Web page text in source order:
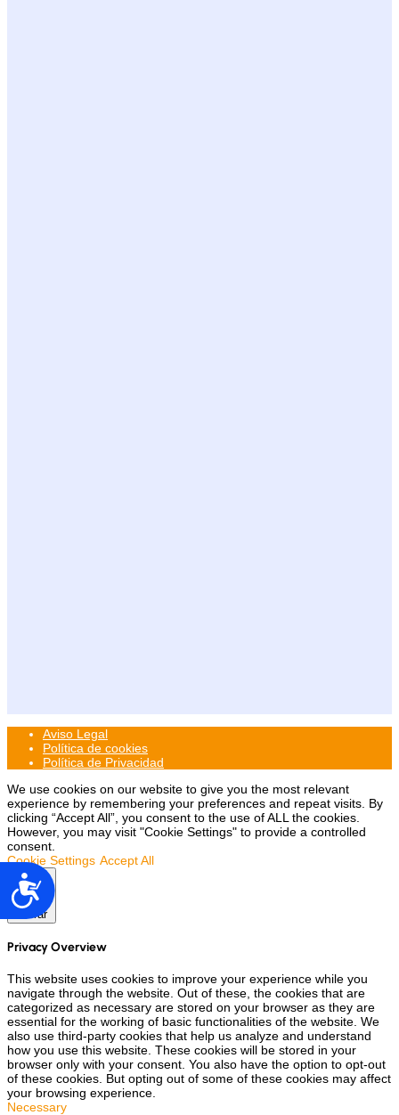
Accesibilidad
Aviso Legal
Política de cookies
Política de Privacidad
We use cookies on our website to give you the most relevant
experience by remembering your preferences and repeat visits. By
clicking “Accept All”, you consent to the use of ALL the cookies.
However, you may visit "Cookie Settings" to provide a controlled
consent.
Cookie Settings Accept All
Cerrar
Privacy Overview
This website uses cookies to improve your experience while you
navigate through the website. Out of these, the cookies that are
categorized as necessary are stored on your browser as they are
essential for the working of basic functionalities of the website. We
also use third-party cookies that help us analyze and understand
how you use this website. These cookies will be stored in your
browser only with your consent. You also have the option to opt-out
of these cookies. But opting out of some of these cookies may affect
your browsing experience.
Necessary